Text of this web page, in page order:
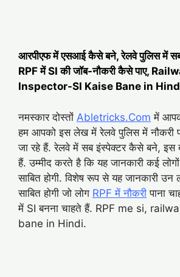
आरपीएफ में एसआई कैसे बने, रेलवे पुलिस में
RPF में SI की जॉब-नौकरी कैसे पाए,
Inspector-SI Kaise Bane in
नमस्कार दोस्तों Abletricks.Com में
हम आपको इस लेख में रेलवे पुलिस में नौकरी
जा रहे हैं. रेलवे में सब इंस्पेक्टर कैसे बने, इस
हैं. उम्मीद करते है कि यह जानकारी कई
साबित होगी. विशेष रूप से यह जानकारी उन
साबित होगी जो लोग RPF में नौकरी पाना
में SI बनना चाहते हैं. RPF me si,
bane in Hindi.